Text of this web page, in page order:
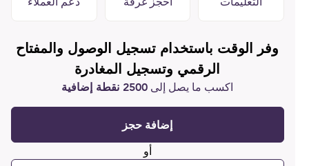
وفر الوقت باستخدام تسجيل الوصول والمفتاح
الرقمي وتسجيل المغادرة
اكسب ما يصل إلى2500 نقطة إضافية
إضافة حجز